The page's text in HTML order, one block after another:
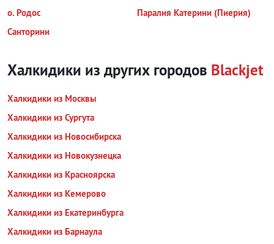
о. Родос
Паралия Катерини (Пиерия)
Санторини
Халкидики из других городов Blackjet
Халкидики из Москвы
Халкидики из Сургута
Халкидики из Новосибирска
Халкидики из Новокузнецка
Халкидики из Красноярска
Халкидики из Кемерово
Халкидики из Екатеринбурга
Халкидики из Барнаула